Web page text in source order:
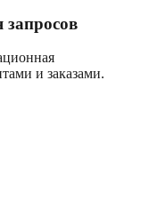
и заказами.